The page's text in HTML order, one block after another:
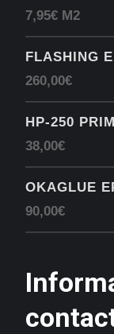
7,95€ M2
FLASHING
260,00€
HP-250
38,00€
OKAGLUE
90,00€